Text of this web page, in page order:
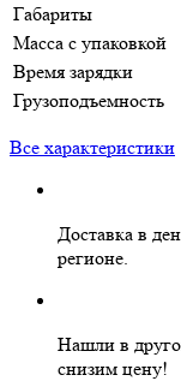
Габариты
Масса с упаковкой
Время зарядки
Грузоподъемность
Все характеристики
Доставка в
регионе.
Нашли в
снизим цену!